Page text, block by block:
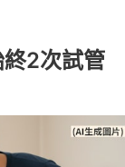
2次試管